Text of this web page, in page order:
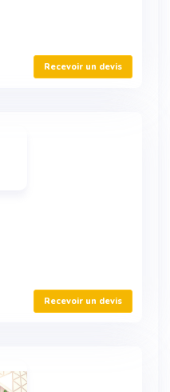
Recevoir un devis
Recevoir un devis